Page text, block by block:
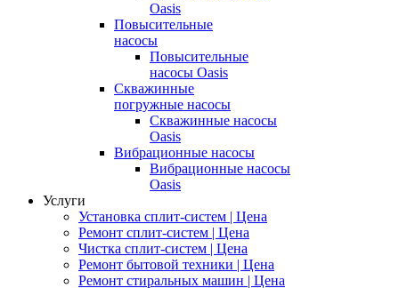
Oasis
Повысительные
насосы
Повысительные
насосы Oasis
Скважинные
погружные насосы
Скважинные насосы
Oasis
Вибрационные насосы
Вибрационные насосы
Oasis
Услуги
Установка сплит-систем | Цена
Ремонт сплит-систем | Цена
Чистка сплит-систем | Цена
Ремонт бытовой техники | Цена
Ремонт стиральных машин | Цена